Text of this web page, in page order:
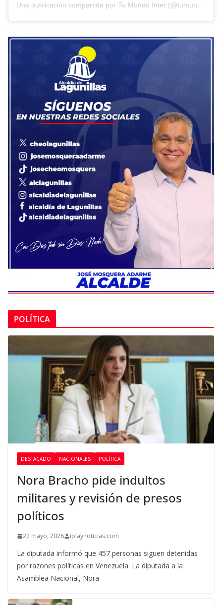
Una publicación compartida por Tu Mundo Inter (@tumundointer)
POLÍTICA
DESTACADO NACIONALES POLÍTICA
Nora Bracho pide indultos
militares y revisión de presos
políticos
22 mayo, 2026 iplaynoticias.com
La diputada informó que 457 personas siguen detenidas
por razones políticas en Venezuela. La diputada a la
Asamblea Nacional, Nora